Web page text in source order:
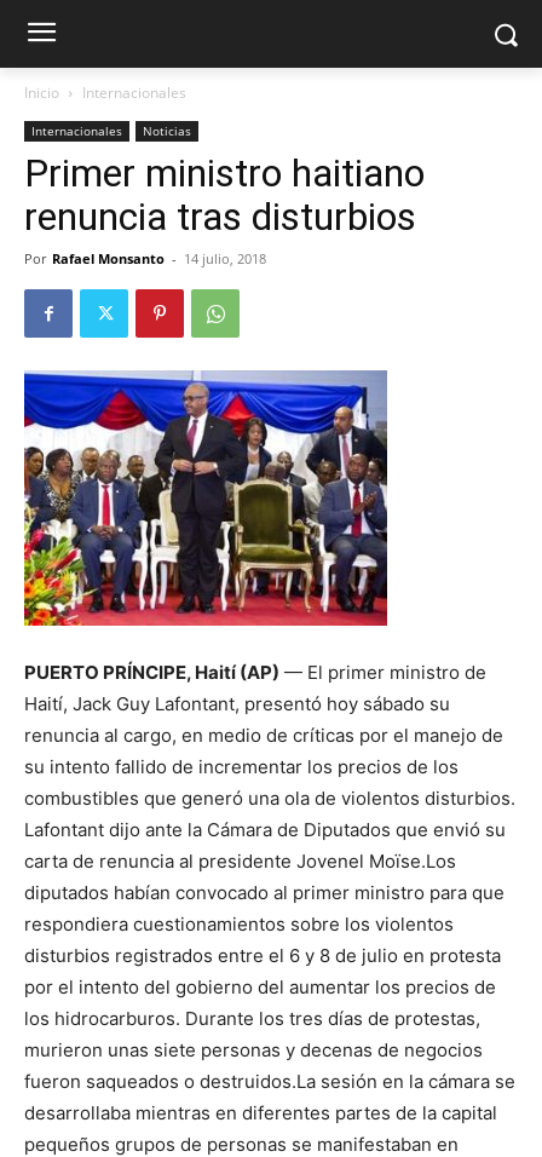
Inicio Internacionales
Internacionales Noticias
Primer ministro haitiano
renuncia tras disturbios
Por Rafael Monsanto - 14 julio, 2018
PUERTO PRÍNCIPE, Haití (AP) — El primer ministro de
Haití, Jack Guy Lafontant, presentó hoy sábado su
renuncia al cargo, en medio de críticas por el manejo de
su intento fallido de incrementar los precios de los
combustibles que generó una ola de violentos disturbios.
Lafontant dijo ante la Cámara de Diputados que envió su
carta de renuncia al presidente Jovenel Moïse.Los
diputados habían convocado al primer ministro para que
respondiera cuestionamientos sobre los violentos
disturbios registrados entre el 6 y 8 de julio en protesta
por el intento del gobierno del aumentar los precios de
los hidrocarburos. Durante los tres días de protestas,
murieron unas siete personas y decenas de negocios
fueron saqueados o destruidos.La sesión en la cámara se
desarrollaba mientras en diferentes partes de la capital
pequeños grupos de personas se manifestaban en